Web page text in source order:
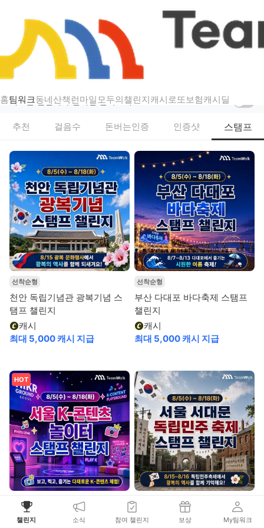
홈팀워크동네산책 런마일모두의챌린지캐시로또보험캐시딜
챌린지
팀워크 — 걷기·스탬프·인증샷 리워드 챌린지
새로운 챌린지가 열리면 알려드려요
추천 걸음수 돈버는인증 인증샷 스탬프
선착순형
천안 독립기념관 광복기념 스
탬프 챌린지
캐시
최대 5,000 캐시 지급
선착순형
부산 다대포 바다축제 스탬프
챌린지
캐시
최대 5,000 캐시 지급
HOT
선착순형
서울 K-콘텐츠 놀이터 스탬프
서울 서대문독립민주 축제 스
챌린지 소식 참여 챌린지 보상 My팀워크